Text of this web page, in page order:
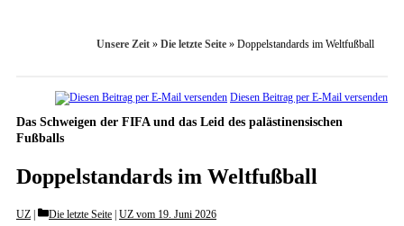
Unsere Zeit » Die letzte Seite » Doppelstandards im Weltfußball
Diesen Beitrag per E-Mail versenden
Das Schweigen der FIFA und das Leid des palästinensischen
Fußballs
Doppelstandards im Weltfußball
UZ Categories
Die letzte Seite UZ vom 19. Juni 2026